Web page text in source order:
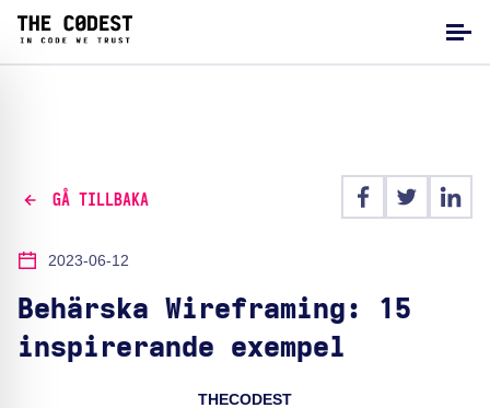
GÅ TILLBAKA
2023-06-12
Behärska Wireframing: 15
inspirerande exempel
THECODEST